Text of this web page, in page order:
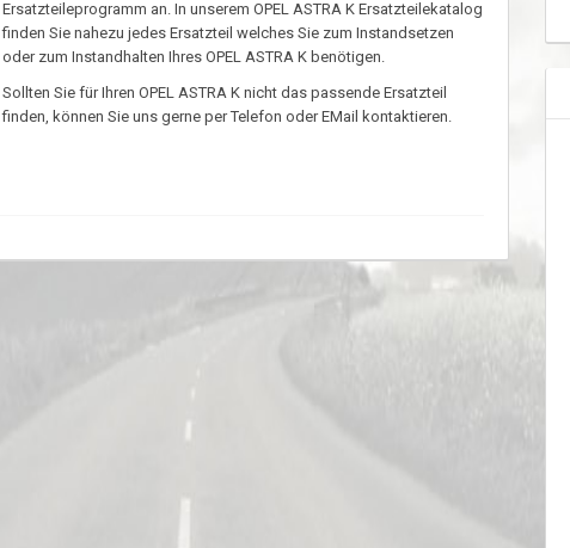
Ersatzteileprogramm an. In unserem OPEL ASTRA K Ersatzteilekatalog
finden Sie nahezu jedes Ersatzteil welches Sie zum Instandsetzen
oder zum Instandhalten Ihres OPEL ASTRA K benötigen.
Sollten Sie für Ihren OPEL ASTRA K nicht das passende Ersatzteil
finden, können Sie uns gerne per Telefon oder EMail kontaktieren.